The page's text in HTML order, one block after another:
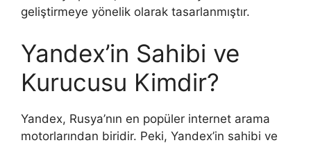
geliştirmeye yönelik olarak tasarlanmıştır.
Yandex’in Sahibi ve
Kurucusu Kimdir?
Yandex, Rusya’nın en popüler internet arama
motorlarından biridir. Peki, Yandex’in sahibi ve